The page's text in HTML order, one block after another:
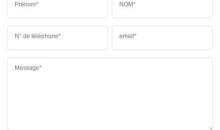
Prénom* NOM*
N° de téléphone* email*
Message*